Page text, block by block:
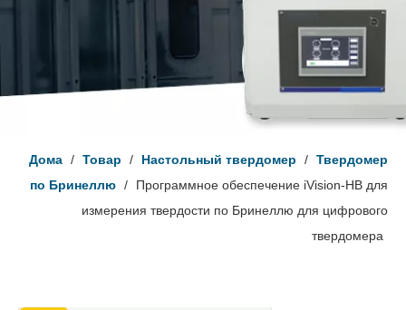
Дома / Товар / Настольный твердомер / Твердомер
по Бринеллю /
Программное обеспечение iVision-HB для
измерения твердости по Бринеллю для цифрового
твердомера